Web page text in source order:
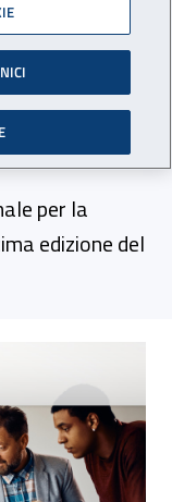
dieci
nelle
per la
edizione del
anni di